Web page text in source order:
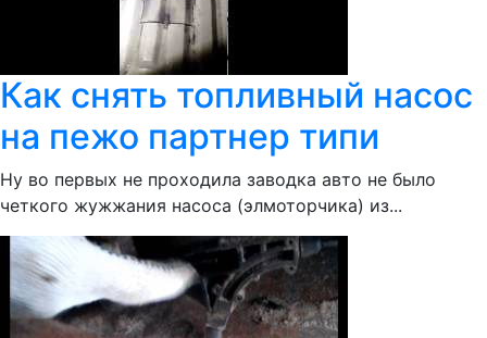
Как снять топливный насос
на пежо партнер типи
Ну во первых не проходила заводка авто не было
четкого жужжания насоса (элмоторчика) из...